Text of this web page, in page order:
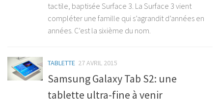
tactile, baptisée Surface 3. La Surface 3 vient
compléter une famille qui s’agrandit d’années en
années. C’est la sixième du nom.
TABLETTE 27 AVRIL 2015
Samsung Galaxy Tab S2: une
tablette ultra-fine à venir